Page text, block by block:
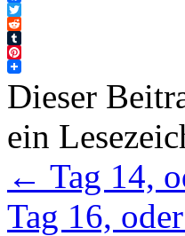
Facebook
Twitter
Reddit
Tumblr
Pinterest
Dieser
ein
← Tag 14,
Tag 16,